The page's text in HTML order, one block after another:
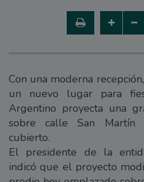
Con una moderna
un nuevo lugar para
Argentino proyecta una
sobre calle San Martín
cubierto.
El presidente de la
indicó que el proyecto